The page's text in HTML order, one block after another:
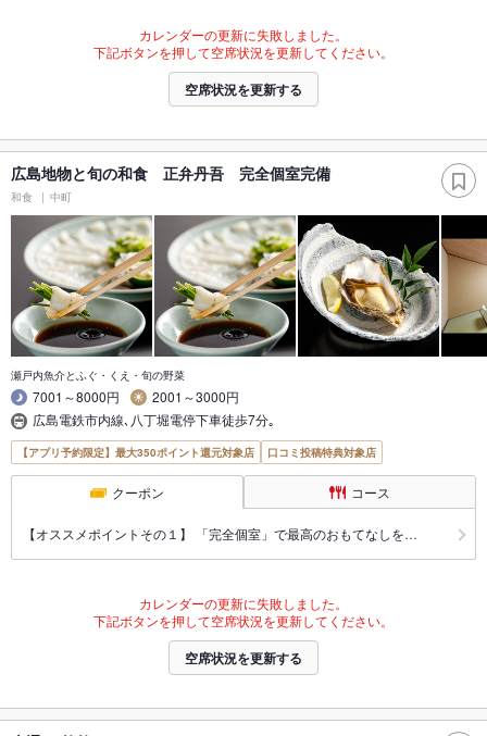
カレンダーの更新に失敗しました。
下記ボタンを押して空席状況を更新してください。
空席状況を更新する
広島地物と旬の和食 正弁丹吾 完全個室完備
和食 中町
瀬戸内魚介とふぐ・くえ・旬の野菜
7001～8000円
2001～3000円
広島電鉄市内線､八丁堀電停下車徒歩7分｡
【アプリ予約限定】最大350ポイント還元対象店 口コミ投稿特典対象店
クーポン コース
【オススメポイントその１】 「完全個室」で最高のおもてなしを…
カレンダーの更新に失敗しました。
下記ボタンを押して空席状況を更新してください。
空席状況を更新する